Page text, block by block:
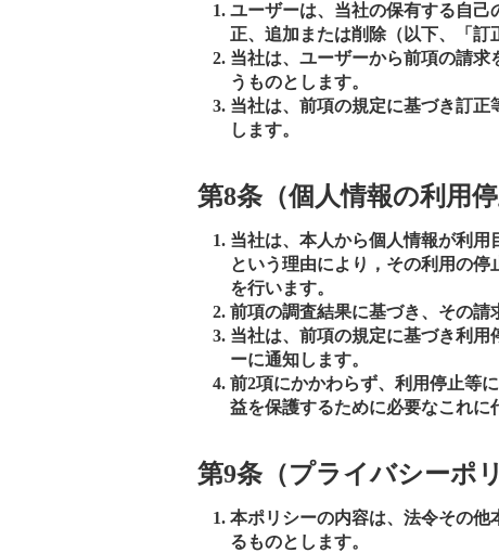
ユーザーは、当社の保有する自
正、追加または削除（以下、「訂
当社は、ユーザーから前項の請
うものとします。
当社は、前項の規定に基づき訂
します。
第8条（個人情報の利用停
当社は、本人から個人情報が利
という理由により，その利用の
を行います。
前項の調査結果に基づき、その請
当社は、前項の規定に基づき利
ーに通知します。
前2項にかかわらず、利用停止等
益を保護するために必要なこれに
第9条（プライバシーポ
本ポリシーの内容は、法令その他
るものとします。